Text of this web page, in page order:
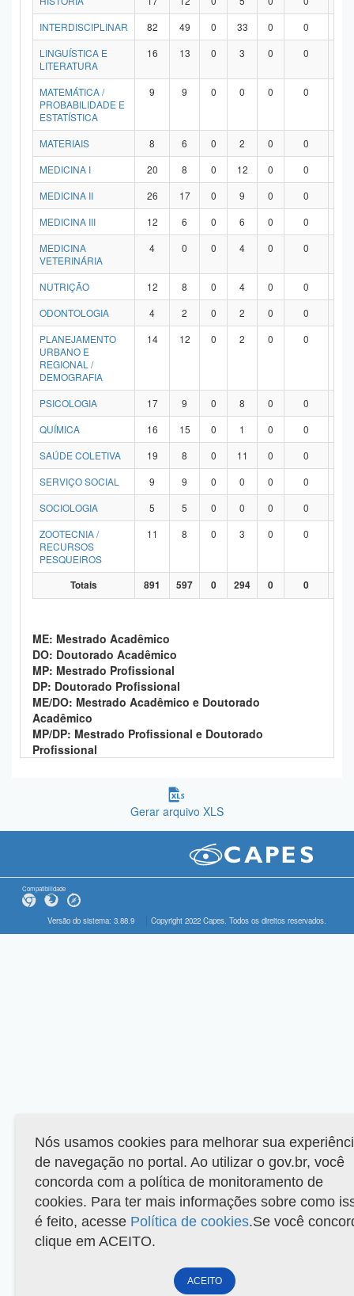
INTERDISCIPLINAR
82 49 0 33 0 0
LINGUÍSTICA E
LITERATURA
16 13 0 3 0 0
MATEMÁTICA /
PROBABILIDADE E
ESTATÍSTICA
9 9 0 0 0 0
MATERIAIS 8 6 0 2 0 0
MEDICINA I
20 8 0 12 0 0
MEDICINA II
26 17 0 9 0 0
MEDICINA III
12 6 0 6 0 0
MEDICINA
VETERINÁRIA
4 0 0 4 0 0
NUTRIÇÃO 12 8 0 4 0 0
ODONTOLOGIA
4 2 0 2 0 0
PLANEJAMENTO
URBANO E
REGIONAL /
DEMOGRAFIA
14 12 0 2 0 0
PSICOLOGIA 17 9 0 8 0 0
QUÍMICA
16 15 0 1 0 0
SAÚDE COLETIVA
19 8 0 11 0 0
SERVIÇO SOCIAL
9 9 0 0 0 0
SOCIOLOGIA
5 5 0 0 0 0
ZOOTECNIA /
RECURSOS
PESQUEIROS
11 8 0 3 0 0
Totais 891 597 0 294 0 0
ME: Mestrado Acadêmico
DO: Doutorado Acadêmico
MP: Mestrado Profissional
DP: Doutorado Profissional
ME/DO: Mestrado Acadêmico e Doutorado
Acadêmico
MP/DP: Mestrado Profissional e Doutorado
Profissional
Gerar arquivo XLS
Compatibilidade
Versão do sistema: 3.88.9 Copyright 2022 Capes. Todos os direitos reservados.
Nós usamos cookies para melhorar sua
de navegação no portal. Ao utilizar o gov.br, você
concorda com a política de monitoramento de
cookies. Para ter mais informações sobre como
é feito, acesse Política de cookies.Se você
clique em ACEITO.
ACEITO